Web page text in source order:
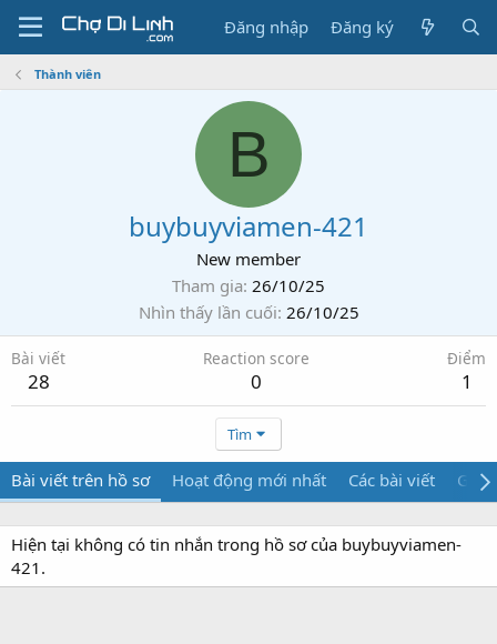
Đăng nhập Đăng ký
Thành viên
B
buybuyviamen-421
New member
Tham gia 26/10/25
Nhìn thấy lần cuối 26/10/25
Bài viết
28
Reaction score
0
Điểm
1
Tìm
Bài viết trên hồ sơ Hoạt động mới nhất Các bài viết Giới
Hiện tại không có tin nhắn trong hồ sơ của buybuyviamen-
421.